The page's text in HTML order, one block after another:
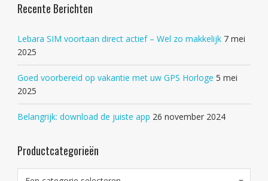
Recente Berichten
Lebara SIM voortaan direct actief – Wel zo makkelijk 7 mei
2025
Goed voorbereid op vakantie met uw GPS Horloge 5 mei
2025
Belangrijk: download de juiste app 26 november 2024
Productcategorieën